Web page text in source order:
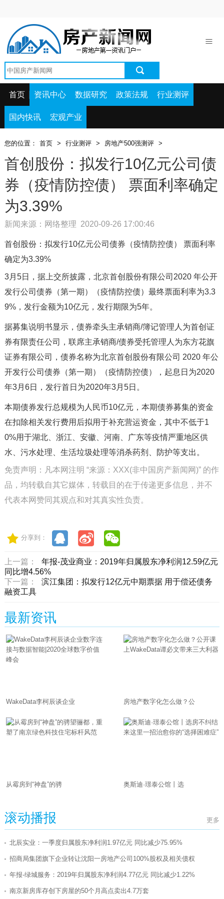
资讯中心
政策法规
国内快讯
首页 资讯中心 数据研究 政策法规 行业测评
国内快讯 宏观产业
您的位置： 首页 > 行业测评 > 房地产500强测评 >
首创股份：拟发行10亿元公司债
券（疫情防控债） 票面利率确定
为3.39%
新闻来源：网络整理 2020-09-26 17:00:46
首创股份：拟发行10亿元公司债券（疫情防控债） 票面利率
确定为3.39%
3月5日，据上交所披露，北京首创股份有限公司2020 年公开
发行公司债券（第一期）（疫情防控债）最终票面利率为3.3
9%，发行金额为10亿元，发行期限为5年。
据募集说明书显示，债券牵头主承销商/簿记管理人为首创证
券有限责任公司，联席主承销商/债券受托管理人为东方花旗
证券有限公司，债券名称为北京首创股份有限公司 2020 年公
开发行公司债券（第一期）（疫情防控债），起息日为2020
年3月6日，发行首日为2020年3月5日。
本期债券发行总规模为人民币10亿元，本期债券募集的资金
在扣除相关发行费用后拟用于补充营运资金，其中不低于1
0%用于湖北、浙江、安徽、河南、广东等疫情严重地区供
水、污水处理、生活垃圾处理等消杀药剂、防护等支出。
免责声明：凡本网注明 “来源：XXX(非中国房产新闻网)” 的作
品，均转载自其它媒体，转载目的在于传递更多信息，并不
代表本网赞同其观点和对其真实性负责。
分享到：
上一篇：
年报-茂业商业：2019年归属股东净利润12.59亿元
同比增4.56%
下一篇：
滨江集团：拟发行12亿元中期票据 用于偿还债务
融资工具
最新资讯
WakeData李柯辰谈企业 房地产数字化怎么做？公
从霉房到“神盘”的骋 奥斯迪·璟泰公馆丨选
滚动播报 更多
北辰实业：一季度归属股东净利润1.97亿元 同比减少75.95%
招商局集团旗下企业转让沈阳一房地产公司100%股权及相关债权
年报-绿城服务：2019年归属股东净利润4.77亿元 同比减少1.22%
南京新房库存创下房屋的50个月高点卖出4.7万套